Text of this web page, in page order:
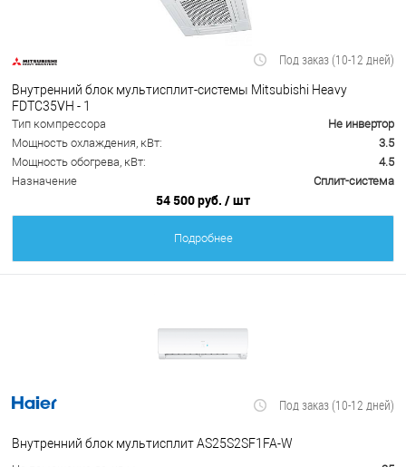
Под заказ (10-12 дней)
Внутренний блок мультисплит-системы Mitsubishi Heavy
FDTC35VH - 1
Тип компрессора
Не инвертор
Мощность охлаждения, кВт:
3.5
Мощность обогрева, кВт:
4.5
Назначение
Сплит-система
54 500 руб. / шт
Подробнее
Под заказ (10-12 дней)
Внутренний блок мультисплит AS25S2SF1FA-W